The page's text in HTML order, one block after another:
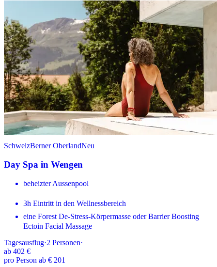
SchweizBerner OberlandNeu
Day Spa in Wengen
beheizter Aussenpool
3h Eintritt in den Wellnessbereich
eine Forest De-Stress-Körpermasse oder Barrier Boosting
Ectoin Facial Massage
Tagesausflug·2 Personen·
ab 402 €
pro Person ab € 201